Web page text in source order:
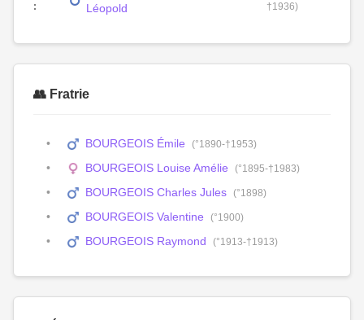
:
Léopold
†1936)
👥 Fratrie
BOURGEOIS Émile (°1890-†1953)
BOURGEOIS Louise Amélie (°1895-†1983)
BOURGEOIS Charles Jules (°1898)
BOURGEOIS Valentine (°1900)
BOURGEOIS Raymond (°1913-†1913)